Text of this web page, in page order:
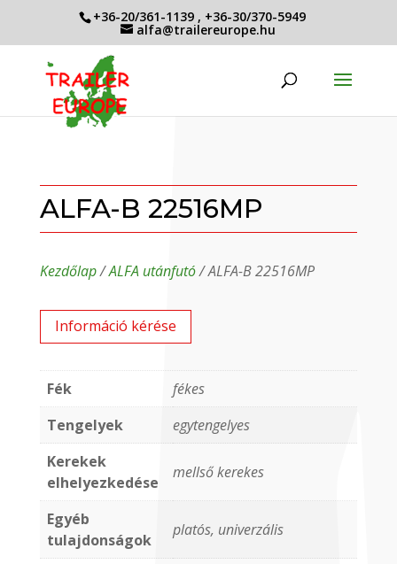
+36-20/361-1139 , +36-30/370-5949
alfa@trailereurope.hu
ALFA-B 22516MP
Kezdőlap/ALFA utánfutó/ ALFA-B 22516MP
Információ kérése
Fék
fékes
Tengelyek
egytengelyes
Kerekek
elhelyezkedése
mellső kerekes
Egyéb
tulajdonságok
platós, univerzális